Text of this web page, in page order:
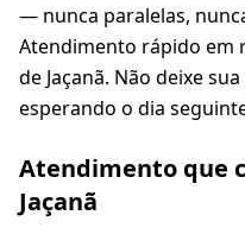
— nunca paralelas,
Atendimento rápido em
de Jaçanã. Não deixe
esperando o dia
Atendimento que
Jaçanã